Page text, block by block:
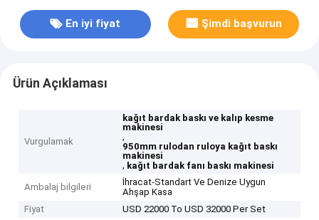
En iyi fiyat Şimdi başvurun
Ürün Açıklaması
Vurgulamak
kağıt bardak baskı ve kalıp kesme
makinesi
,
950mm rulodan ruloya kağıt baskı
makinesi
, kağıt bardak fanı baskı makinesi
Ambalaj bilgileri
İhracat-Standart Ve Denize Uygun
Ahşap Kasa
Fiyat
USD 22000 To USD 32000 Per Set